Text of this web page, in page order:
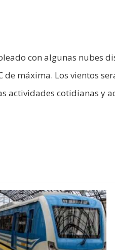
con algunas nubes
máxima. Los vientos
actividades cotidianas y